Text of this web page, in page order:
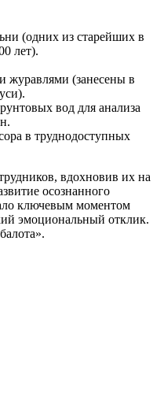
(одних из старейших в
лет).
журавлями (занесены в
вод для анализа
в труднодоступных
вдохновив их на
осознанного
ключевым моментом
эмоциональный отклик.